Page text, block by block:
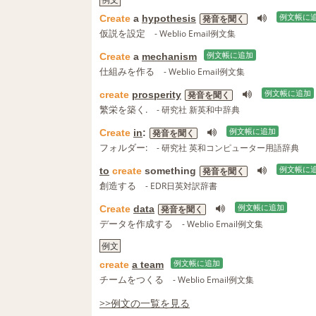
Create a hypothesis 発音を聞く 例文帳に
仮説を設定 - Weblio Email例文集
Create a mechanism 例文帳に追加
仕組みを作る - Weblio Email例文集
create prosperity 発音を聞く 例文帳に追加
繁栄を築く. - 研究社 新英和中辞典
Create in: 発音を聞く 例文帳に追加
フォルダー: - 研究社 英和コンピューター用語辞典
to create something 発音を聞く 例文帳に
創造する - EDR日英対訳辞書
Create data 発音を聞く 例文帳に追加
データを作成する
- Weblio Email例文集
例文
create a team 例文帳に追加
チームをつくる - Weblio Email例文集
>>例文の一覧を見る